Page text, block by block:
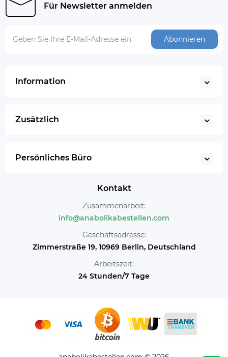
Für Newsletter anmelden
Abonnieren
Information
Zusätzlich
Persönliches Büro
Kontakt
Zusammenarbeit:
info@anabolikabestellen.com
Geschäftsadresse:
Zimmerstraße 19, 10969 Berlin, Deutschland
Arbeitszeit:
24 Stunden/7 Tage